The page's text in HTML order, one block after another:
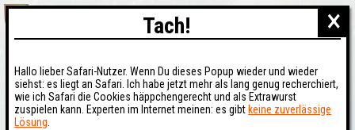
×
Tach!
Hallo lieber Safari-Nutzer. Wenn Du dieses Popup wieder und wieder
siehst: es liegt an Safari. Ich habe jetzt mehr als lang genug recherchiert,
wie ich Safari die Cookies häppchengerecht und als Extrawurst
zuspielen kann. Experten im Internet meinen: es gibt keine zuverlässige
Lösung